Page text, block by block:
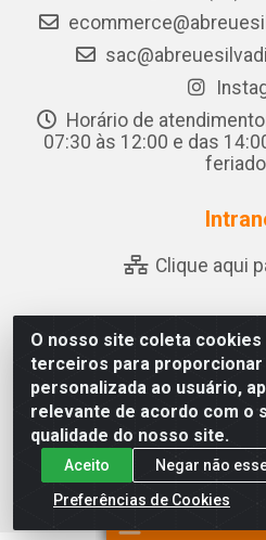
O nosso site coleta
terceiros para proporcionar
personalizada ao usuário,
relevante de acordo com o
qualidade do nosso site.
Aceito
Negar não
Preferências de Cookies
Horário de
07:30 às 12:00 e das
Clique aqui
Abreu & Silva - Rua Padre
Ariado, Olho D'Água das
CNPJ